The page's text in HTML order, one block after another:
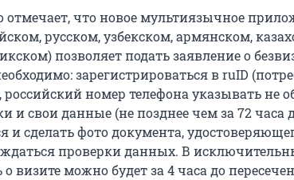
отмечает, что новое мультиязычное
русском, узбекском, армянском,
позволяет подать заявление о
зарегистрироваться в ruID
номер телефона указывать не
и свои данные (не позднее чем за 72 часа
и сделать фото документа,
проверки данных. В
визите можно будет за 4 часа до